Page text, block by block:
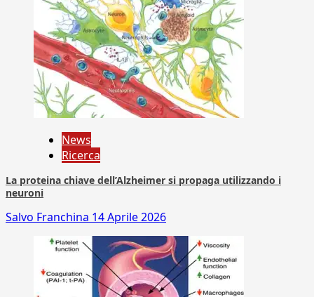
News
Ricerca
La proteina chiave dell’Alzheimer si propaga utilizzando i
neuroni
Salvo Franchina 14 Aprile 2026